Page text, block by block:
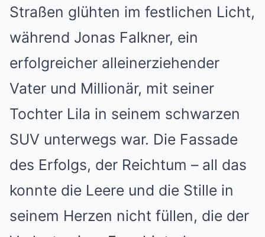
Straßen glühten im festlichen Licht,
während Jonas Falkner, ein
erfolgreicher alleinerziehender
Vater und Millionär, mit seiner
Tochter Lila in seinem schwarzen
SUV unterwegs war. Die Fassade
des Erfolgs, der Reichtum – all das
konnte die Leere und die Stille in
seinem Herzen nicht füllen, die der